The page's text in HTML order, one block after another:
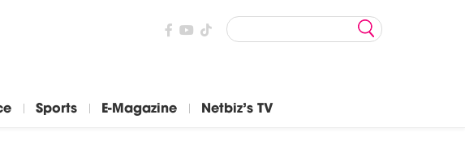
Sports E-Magazine Netbiz's TV